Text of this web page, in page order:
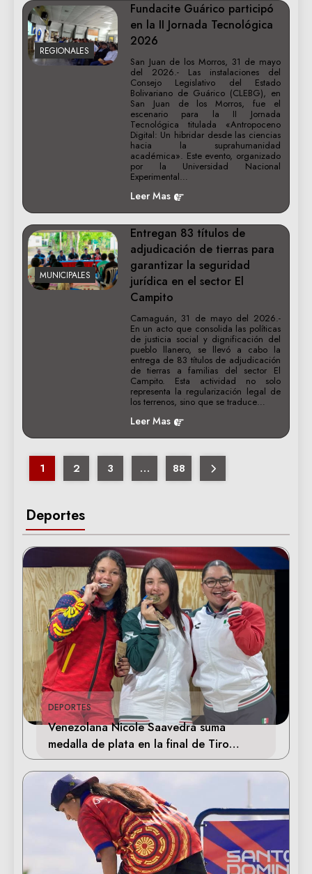
Deportes
DEPORTES
Venezolana Nicole Saavedra suma
medalla de plata en la final de Tiro
Deportivo
REGIONALES
Fundacite Guárico participó
en la II Jornada Tecnológica
2026
San Juan de los Morros, 31 de mayo
del 2026.- Las instalaciones del
Consejo Legislativo del Estado
Bolivariano de Guárico (CLEBG), en
San Juan de los Morros, fue el
escenario para la II Jornada
Tecnológica titulada «Antropoceno
Digital: Un hibridar desde las ciencias
hacia la suprahumanidad
académica». Este evento, organizado
por la Universidad Nacional
Experimental…
Leer Mas
MUNICIPALES
Entregan 83 títulos de
adjudicación de tierras para
garantizar la seguridad
jurídica en el sector El
Campito
Camaguán, 31 de mayo del 2026.-
En un acto que consolida las políticas
de justicia social y dignificación del
pueblo llanero, se llevó a cabo la
entrega de 83 títulos de adjudicación
de tierras a familias del sector El
Campito. Esta actividad no solo
representa la regularización legal de
los terrenos, sino que se traduce…
Leer Mas
1 2 3 … 88